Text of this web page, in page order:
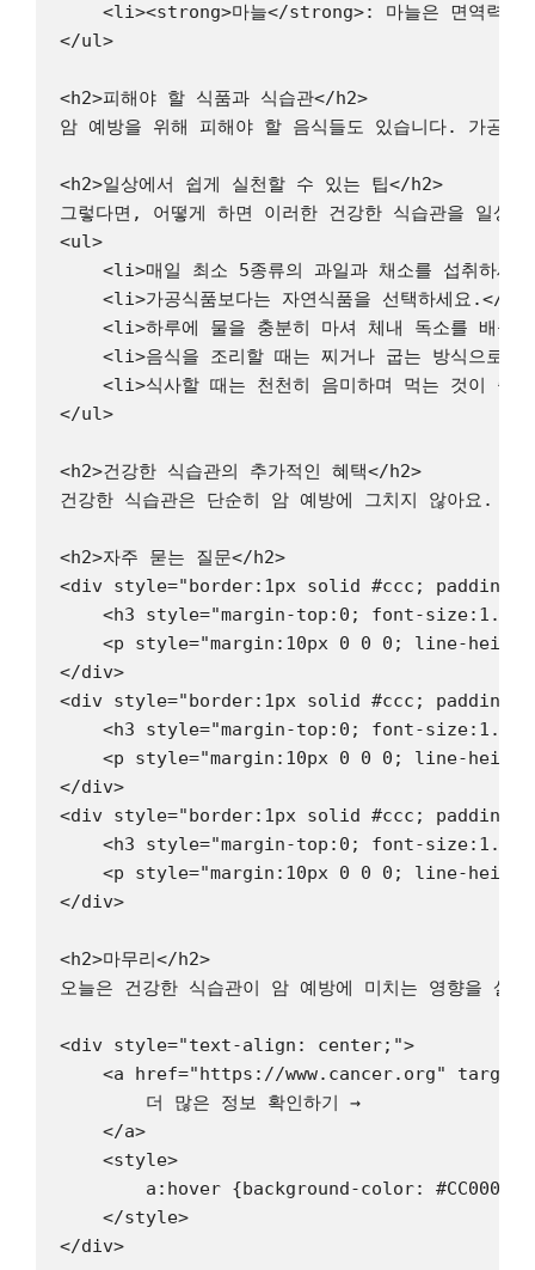
<li><strong>마늘</strong>: 마늘은 면역력을
</ul>
<h2>피해야 할 식품과 식습관</h2>
암 예방을 위해 피해야 할 음식들도 있습니다. 가공
<h2>일상에서 쉽게 실천할 수 있는 팁</h2>
그렇다면, 어떻게 하면 이러한 건강한 식습관을 일상
<ul>
<li>매일 최소 5종류의 과일과 채소를 섭취하세
    <li>가공식품보다는 자연식품을 선택하세요.</li>
<li>하루에 물을 충분히 마셔 체내 독소를 배출
<li>음식을 조리할 때는 찌거나 굽는 방식으로
<li>식사할 때는 천천히 음미하며 먹는 것이 좋
</ul>
<h2>건강한 식습관의 추가적인 혜택</h2>
건강한 식습관은 단순히 암 예방에 그치지 않아요.
<h2>자주 묻는 질문</h2>
<div style="border:1px solid #ccc;
<h3 style="margin-top:0; font-
<p style="margin:10px 0 0 0; line-
</div>
<div style="border:1px solid #ccc;
<h3 style="margin-top:0; font-
<p style="margin:10px 0 0 0; line-
</div>
<div style="border:1px solid #ccc;
<h3 style="margin-top:0; font-
<p style="margin:10px 0 0 0; line-
</div>
<h2>마무리</h2>
오늘은 건강한 식습관이 암 예방에 미치는 영향을 살
<div style="text-align: center;">
<a href="https://www.cancer.org"
        더 많은 정보 확인하기 →
    </a>
    <style>
a:hover {background-color: #CC0000
    </style>
</div>